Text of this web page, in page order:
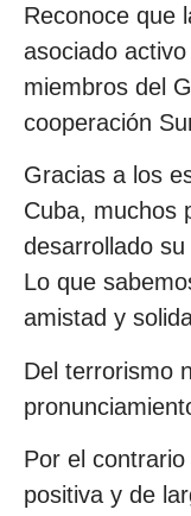
Reconoce que
asociado
miembros del
cooperación
Gracias a los
Cuba, muchos
desarrollado
Lo que
amistad y
Del terrorismo
Por el
positiva y de